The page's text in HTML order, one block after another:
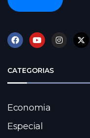
CATEGORIAS
Economia
Especial